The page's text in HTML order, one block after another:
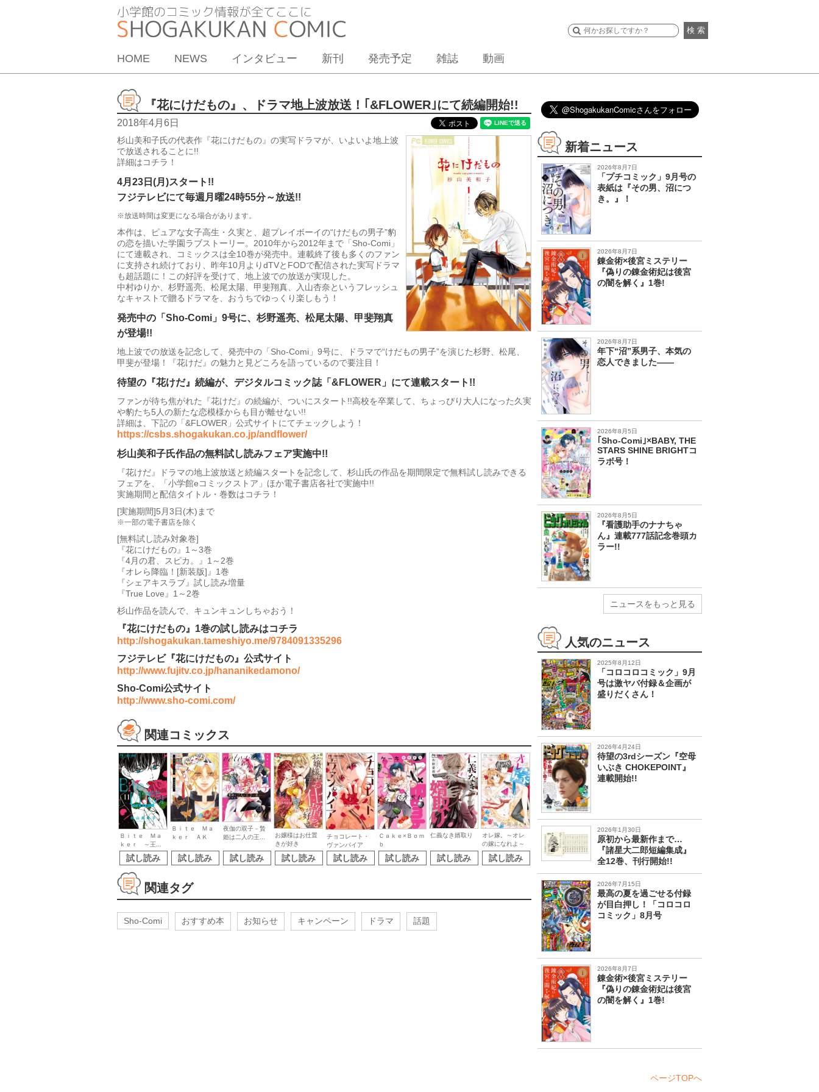
検 索
HOME NEWS インタビュー 新刊 発売予定 雑誌 動画
『花にけだもの』、ドラマ地上波放送！｢&FLOWER｣にて続編開始!!
2018年4月6日
杉山美和子氏の代表作『花にけだもの』の実写ドラマが、いよいよ地上波
で放送されることに!!
詳細はコチラ！
4月23日(月)スタート!!
フジテレビにて毎週月曜24時55分～放送!!
※放送時間は変更になる場合があります。
本作は、ピュアな女子高生・久実と、超プレイボーイの“けだもの男子”豹
の恋を描いた学園ラブストーリー。2010年から2012年まで「Sho-Comi」
にて連載され、コミックスは全10巻が発売中。連載終了後も多くのファン
に支持され続けており、昨年10月よりdTVとFODで配信された実写ドラマ
も超話題に！この好評を受けて、地上波での放送が実現した。
中村ゆりか、杉野遥亮、松尾太陽、甲斐翔真、入山杏奈というフレッシュ
なキャストで贈るドラマを、おうちでゆっくり楽しもう！
発売中の「Sho-Comi」9号に、杉野遥亮、松尾太陽、甲斐翔真
が登場!!
地上波での放送を記念して、発売中の「Sho-Comi」9号に、ドラマで“けだもの男子”を演じた杉野、松尾、
甲斐が登場！『花けだ』の魅力と見どころを語っているので要注目！
待望の『花けだ』続編が、デジタルコミック誌「&FLOWER」にて連載スタート!!
ファンが待ち焦がれた『花けだ』の続編が、ついにスタート!!高校を卒業して、ちょっぴり大人になった久実
や豹たち5人の新たな恋模様からも目が離せない!!
詳細は、下記の「&FLOWER」公式サイトにてチェックしよう！
https://csbs.shogakukan.co.jp/andflower/
杉山美和子氏作品の無料試し読みフェア実施中!!
『花けだ』ドラマの地上波放送と続編スタートを記念して、杉山氏の作品を期間限定で無料試し読みできる
フェアを、「小学館eコミックストア」ほか電子書店各社で実施中!!
実施期間と配信タイトル・巻数はコチラ！
[実施期間]5月3日(木)まで
※一部の電子書店を除く
[無料試し読み対象巻]
『花にけだもの』1～3巻
『4月の君、スピカ。』1～2巻
『オレら降臨！[新装版]』1巻
『シェアキスラブ』試し読み増量
『True Love』1～2巻
杉山作品を読んで、キュンキュンしちゃおう！
『花にけだもの』1巻の試し読みはコチラ
http://shogakukan.tameshiyo.me/9784091335296
フジテレビ『花にけだもの』公式サイト
http://www.fujitv.co.jp/hananikedamono/
Sho-Comi公式サイト
http://www.sho-comi.com/
関連コミックス
Ｂｉｔｅ Ｍａ
ｋｅｒ ～王...
試し読み
Ｂｉｔｅ Ｍａ
ｋｅｒ ＡＫ
試し読み
夜伽の双子－贄
姫は二人の王...
試し読み
お嬢様はお仕置
きが好き
試し読み
チョコレート・
ヴァンパイア
試し読み
Ｃａｋｅ×Ｂｏｍ
ｂ
試し読み
仁義なき婿取り
試し読み
オレ嫁。～オレ
の嫁になれよ～
試し読み
関連タグ
Sho-Comi おすすめ本 お知らせ キャンペーン ドラマ 話題
新着ニュース
2026年8月7日
「プチコミック」9月号の
表紙は『その男、沼につ
き。』！
2026年8月7日
錬金術×後宮ミステリー
『偽りの錬金術妃は後宮
の闇を解く』1巻!
2026年8月7日
年下“沼”系男子、本気の
恋人できました――
2026年8月5日
｢Sho-Comi｣×BABY, THE
STARS SHINE BRIGHTコ
ラボ号！
2026年8月5日
『看護助手のナナちゃ
ん』連載777話記念巻頭カ
ラー!!
ニュースをもっと見る
人気のニュース
2025年8月12日
「コロコロコミック」9月
号は激ヤバ付録＆企画が
盛りだくさん！
2026年4月24日
待望の3rdシーズン『空母
いぶき CHOKEPOINT』
連載開始!!
2026年1月30日
原初から最新作まで…
『諸星大二郎短編集成』
全12巻、刊行開始!!
2026年7月15日
最高の夏を過ごせる付録
が目白押し！「コロコロ
コミック」8月号
2026年8月7日
錬金術×後宮ミステリー
『偽りの錬金術妃は後宮
の闇を解く』1巻!
ページTOPへ